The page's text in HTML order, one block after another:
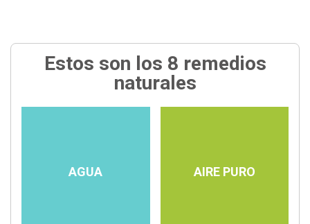
Estos son los 8 remedios
naturales
AGUA AIRE PURO